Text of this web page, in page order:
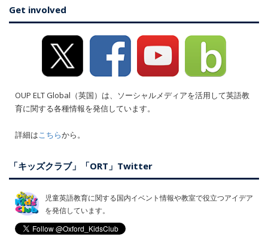
Get involved
OUP ELT Global（英国）は、ソーシャルメディアを活用して英語教
育に関する各種情報を発信しています。
詳細はこちらから。
「キッズクラブ」「ORT」Twitter
児童英語教育に関する国内イベント情報や教室で役立つアイデア
を発信しています。